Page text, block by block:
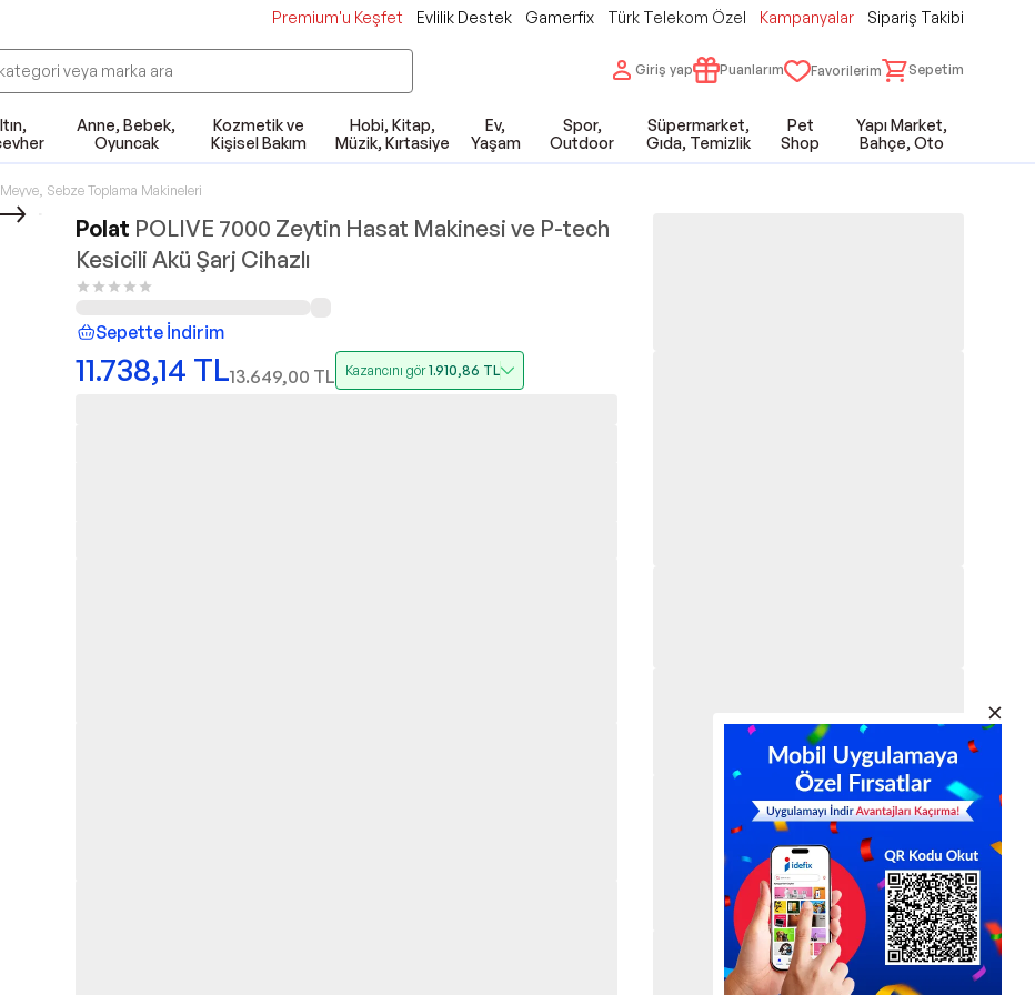
Premium'u Keşfet Evlilik Destek Gamerfix Türk Telekom Özel Kampanyalar Sipariş Takibi
Giriş yap Puanlarım Favorilerim Sepetim
Anne, Bebek,
Oyuncak
Kozmetik ve
Kişisel Bakım
Hobi, Kitap,
Müzik, Kırtasiye
Ev,
Yaşam
Spor,
Outdoor
Süpermarket,
Gıda, Temizlik
Pet
Shop
Yapı Market,
Bahçe, Oto
Meyve, Sebze Toplama Makineleri
Polat POLIVE 7000 Zeytin Hasat Makinesi ve P-tech
Kesicili Akü Şarj Cihazlı
Sepette İndirim
11.738,14 TL13.649,00 TL Kazancını gör1.910,86 TL